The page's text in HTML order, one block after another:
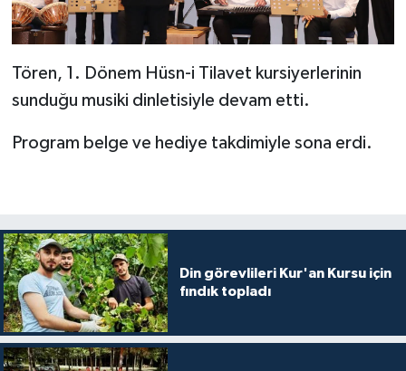
Tören, 1. Dönem Hüsn-i Tilavet kursiyerlerinin
sunduğu musiki dinletisiyle devam etti.
Program belge ve hediye takdimiyle sona erdi.
Din görevlileri Kur'an Kursu için
fındık topladı
Kars Müftülüğü
Kastamonu Müftülüğü
Kırklareli Müftülüğü
Kırşehir Müftülüğü
Kocaeli Müftülüğü